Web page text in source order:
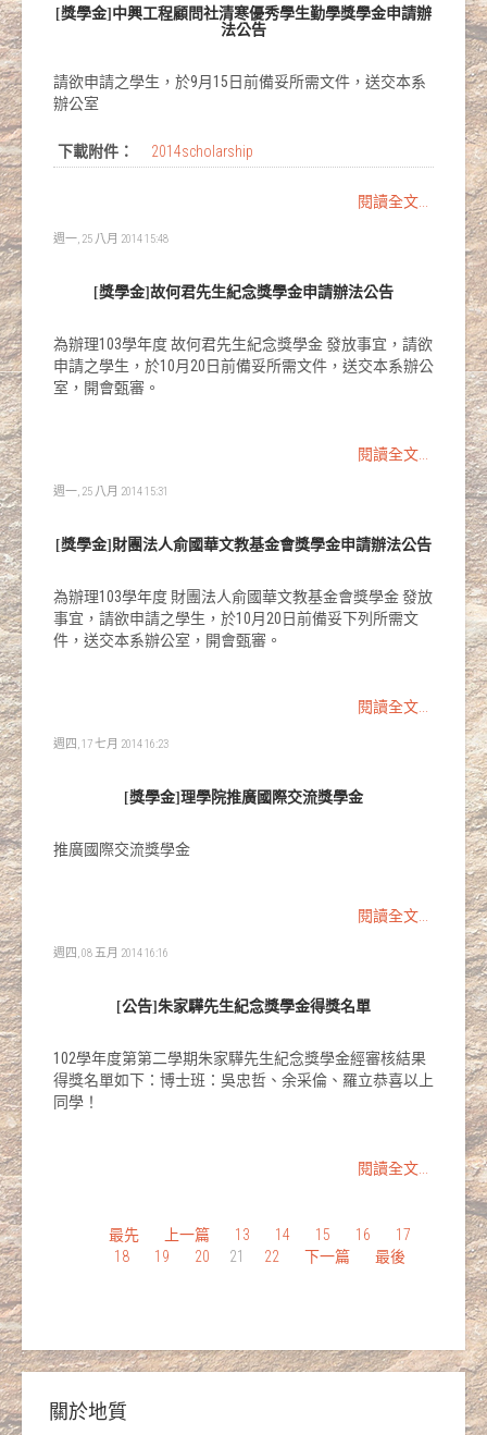
[獎學金]中興工程顧問社清寒優秀學生勤學獎學金申請辦
法公告
請欲申請之學生，於9月15日前備妥所需文件，送交本系
辦公室
下載附件： 2014scholarship
閱讀全文...
週一, 25 八月 2014 15:48
[獎學金]故何君先生紀念獎學金申請辦法公告
為辦理103學年度 故何君先生紀念獎學金 發放事宜，請欲
申請之學生，於10月20日前備妥所需文件，送交本系辦公
室，開會甄審。
閱讀全文...
週一, 25 八月 2014 15:31
[獎學金]財團法人俞國華文教基金會獎學金申請辦法公告
為辦理103學年度 財團法人俞國華文教基金會獎學金 發放
事宜，請欲申請之學生，於10月20日前備妥下列所需文
件，送交本系辦公室，開會甄審。
閱讀全文...
週四, 17 七月 2014 16:23
[獎學金]理學院推廣國際交流獎學金
推廣國際交流獎學金
閱讀全文...
週四, 08 五月 2014 16:16
[公告]朱家驊先生紀念獎學金得獎名單
102學年度第第二學期朱家驊先生紀念獎學金經審核結果
得獎名單如下：博士班：吳忠哲、余采倫、羅立恭喜以上
同學！
閱讀全文...
最先 上一篇 13 14 15 16
17
18
19 20 21 22 下一篇 最後
關於地質